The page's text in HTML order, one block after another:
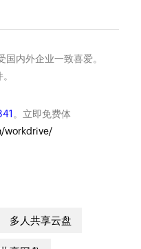
国内外企业一致喜爱。
。立即免费体
workdrive/
多人共享云盘